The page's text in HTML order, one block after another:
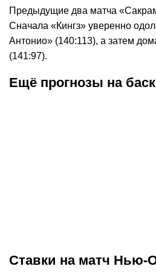
Предыдущие два матча
Сначала «Кингз» уверенно
Антонио» (140:113), а затем
(141:97).
Ещё прогнозы на
Ставки на матч Нью-